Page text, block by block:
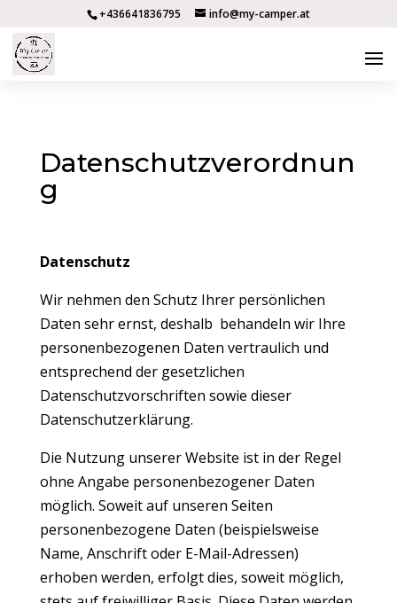
+436641836795 info@my-camper.at
Datenschutzverordnun
g
Datenschutz
Wir nehmen den Schutz Ihrer persönlichen
Daten sehr ernst, deshalb behandeln wir Ihre
personenbezogenen Daten vertraulich und
entsprechend der gesetzlichen
Datenschutzvorschriften sowie dieser
Datenschutzerklärung.
Die Nutzung unserer Website ist in der Regel
ohne Angabe personenbezogener Daten
möglich. Soweit auf unseren Seiten
personenbezogene Daten (beispielsweise
Name, Anschrift oder E-Mail-Adressen)
erhoben werden, erfolgt dies, soweit möglich,